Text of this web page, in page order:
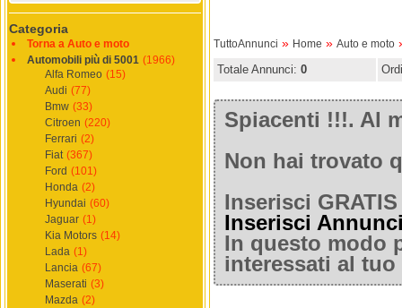
Categoria
Torna a Auto e moto
Automobili più di 5001 (1966)
Alfa Romeo (15)
Audi (77)
Bmw (33)
Citroen (220)
Ferrari (2)
Fiat (367)
Ford (101)
Honda (2)
Hyundai (60)
Jaguar (1)
Kia Motors (14)
Lada (1)
Lancia (67)
Maserati (3)
Mazda (2)
TuttoAnnunci » Home » Auto e moto
Totale Annunci: 0
Spiacenti !!!. Al
Non hai trovato
Inserisci
Inserisci
In questo modo
interessati al